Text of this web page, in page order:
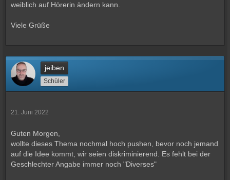
weiblich auf Hörerin ändern kann.
Viele Grüße
jeiben
Schüler
21. Juni 2022
Guten Morgen,
wollte dieses Thema nochmal hoch pushen, bevor noch jemand
auf die Idee kommt, wir seien diskriminierend. Es fehlt bei der
Geschlechter Angabe immer noch "Diverses"